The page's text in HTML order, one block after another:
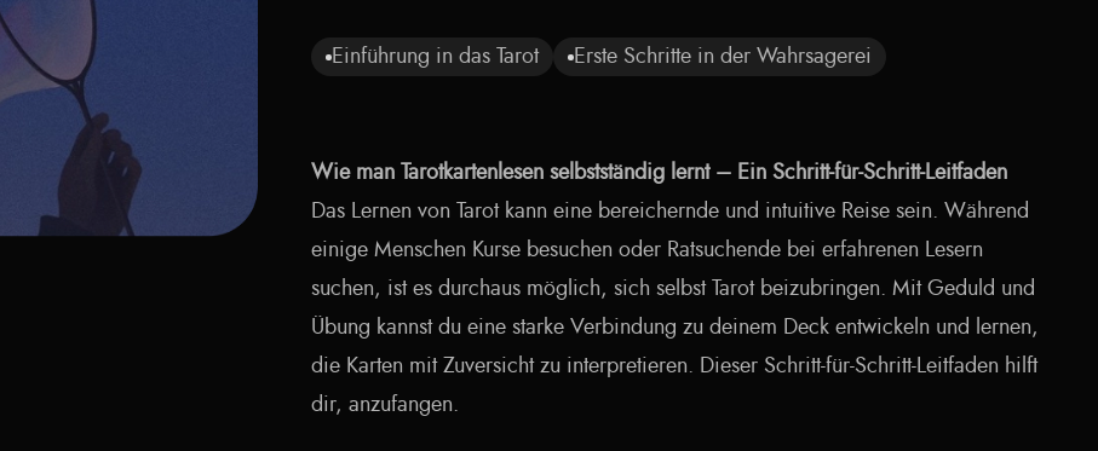
Einführung in das Tarot Erste Schritte in der Wahrsagerei
Wie man Tarotkartenlesen selbstständig lernt – Ein Schritt-für-Schritt-Leitfaden
Das Lernen von Tarot kann eine bereichernde und intuitive Reise sein. Während
einige Menschen Kurse besuchen oder Ratsuchende bei erfahrenen Lesern
suchen, ist es durchaus möglich, sich selbst Tarot beizubringen. Mit Geduld und
Übung kannst du eine starke Verbindung zu deinem Deck entwickeln und lernen,
die Karten mit Zuversicht zu interpretieren. Dieser Schritt-für-Schritt-Leitfaden hilft
dir, anzufangen.